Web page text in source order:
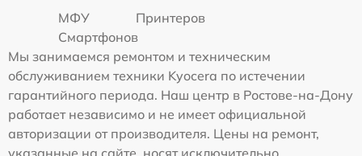
МФУ
Принтеров
Смартфонов
Мы занимаемся ремонтом и техническим
обслуживанием техники Kyocera по истечении
гарантийного периода. Наш центр в Ростове-на-Дону
работает независимо и не имеет официальной
авторизации от производителя. Цены на ремонт,
указанные на сайте, носят исключительно